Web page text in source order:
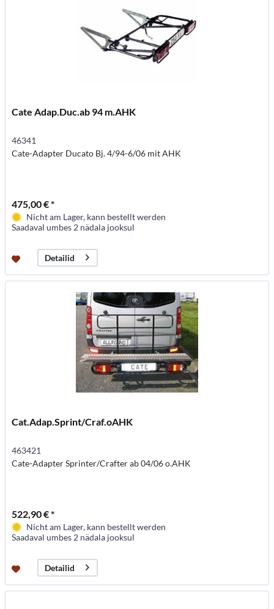
Cate Adap.Duc.ab 94 m.AHK
46341
Cate-Adapter Ducato Bj. 4/94-6/06 mit AHK
475,00 € *
Nicht am Lager, kann bestellt werden
Saadaval umbes 2 nädala jooksul
Detailid
Cat.Adap.Sprint/Craf.oAHK
463421
Cate-Adapter Sprinter/Crafter ab 04/06 o.AHK
522,90 € *
Nicht am Lager, kann bestellt werden
Saadaval umbes 2 nädala jooksul
Detailid